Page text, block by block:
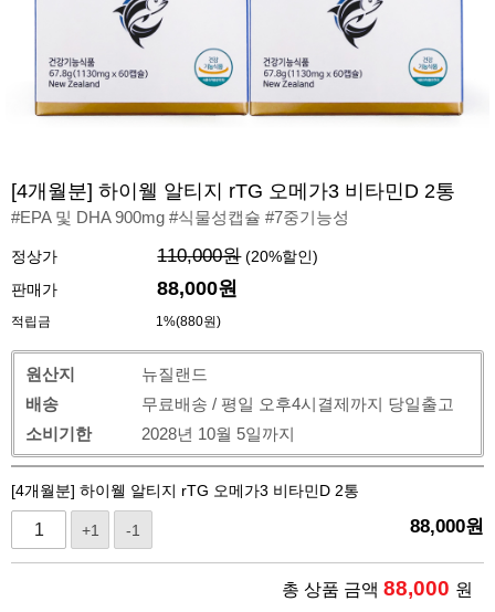
[4개월분] 하이웰 알티지 rTG 오메가3 비타민D 2통
#EPA 및 DHA 900mg #식물성캡슐 #7중기능성
정상가 110,000원 (20%할인)
판매가
88,000원
적립금 1%(880원)
원산지
뉴질랜드
배송
무료배송 / 평일 오후4시결제까지 당일출고
소비기한
2028년 10월 5일까지
[4개월분] 하이웰 알티지 rTG 오메가3 비타민D 2통
+1 -1 88,000원
총 상품 금액 88,000 원